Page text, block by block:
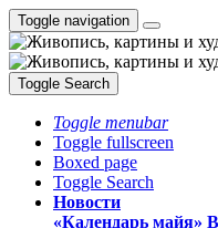
Toggle navigation
Toggle Search
Toggle menubar
Toggle fullscreen
Boxed page
Toggle Search
Новости
«Календарь майя»